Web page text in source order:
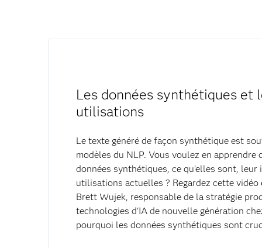
Les données synthétiques et
utilisations
Le texte généré de façon synthétique est
modèles du NLP. Vous voulez en apprendre
données synthétiques, ce qu'elles sont, leur
utilisations actuelles ? Regardez cette vidéo
Brett Wujek, responsable de la stratégie
technologies d'IA de nouvelle génération
pourquoi les données synthétiques sont